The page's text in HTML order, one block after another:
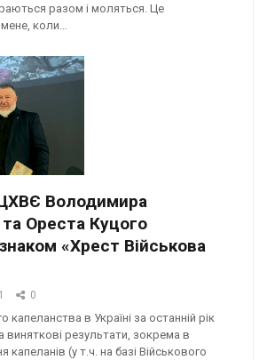
разом і моляться. Це
коли…
Володимира
Ореста Куцого
«Хрест Військова
0
капеланства в Україні за останній рік
результати, зокрема в
капеланів (у т.ч. на базі Військового